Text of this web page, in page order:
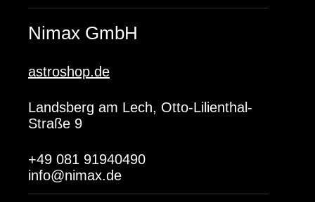
Nimax GmbH
astroshop.de
Landsberg am Lech, Otto-Lilienthal-
Straße 9
+49 081 91940490
info@nimax.de